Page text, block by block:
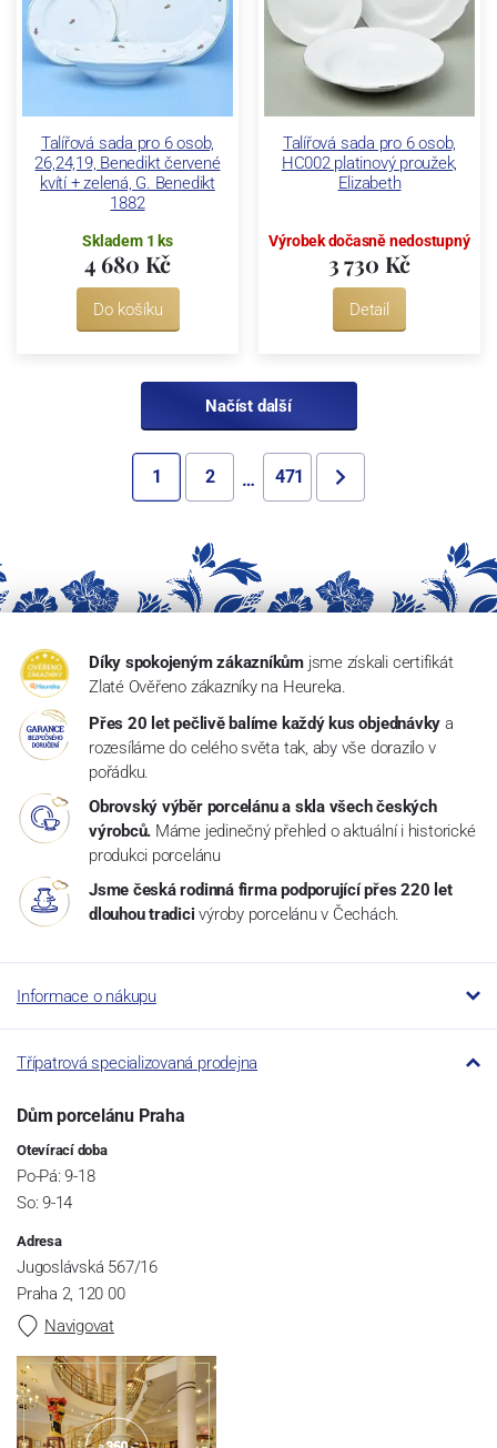
Talířová sada pro 6 osob,
26,24,19, Benedikt červené
kvítí + zelená, G. Benedikt
1882
Skladem 1 ks
4 680 Kč
Do košíku
Talířová sada pro 6 osob,
HC002 platinový proužek,
Elizabeth
Výrobek dočasně nedostupný
3 730 Kč
Detail
Načíst další
1 2 … 471
Díky spokojeným zákazníkům jsme získali certifikát
Zlaté Ověřeno zákazníky na Heureka.
Přes 20 let pečlivě balíme každý kus objednávky a
rozesíláme do celého světa tak, aby vše dorazilo v
pořádku.
Obrovský výběr porcelánu a skla všech českých
výrobců. Máme jedinečný přehled o aktuální i historické
produkci porcelánu
Jsme česká rodinná firma podporující přes 220 let
dlouhou tradici výroby porcelánu v Čechách.
Informace o nákupu
Třípatrová specializovaná prodejna
Dům porcelánu Praha
Otevírací doba
Po-Pá: 9-18
So: 9-14
Adresa
Jugoslávská 567/16
Praha 2, 120 00
Navigovat